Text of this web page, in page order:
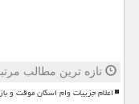
تازه ترین مطالب
اعلام جزییات وام اسکان موقت و